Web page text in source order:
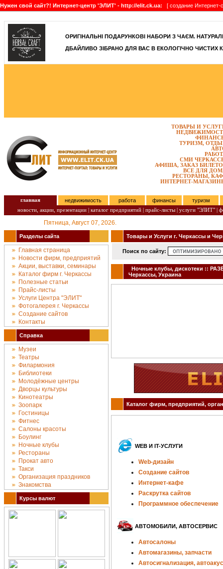
Нужен свой сайт?! Интернет-центр 'ЭЛИТ' - http://elit.ck.ua: [ создание Интернет-
]
ОРИГІНАЛЬНІ ПОДАРУНКОВІ НАБОРИ З ЧАЄМ.
ДБАЙЛИВО ЗІБРАНО ДЛЯ ВАС В ЕКОЛОГІЧНО ЧИСТИХ
ТОВАРЫ И
ТУРИЗМ,
СМИ
АФИША, ЗАКАЗ
ВСЕ ДЛЯ
РЕСТОРАНЫ,
ИНТЕРНЕТ-
главная недвижимость работа финансы
туризм
новости, акции, презентации | каталог предприятий | прайс-листы | услуги "ЭЛИТ" |
Пятница, Август 07, 2026.
Разделы сайта
Главная страница
Новости фирм, предприятий
Акции, выставки, семинары
Каталог фирм г. Черкассы
Полезные статьи
Прайс-листы
Услуги Центра "ЭЛИТ"
Фотогалерея г. Черкассы
Создание сайтов
Контакты
Справка
Музеи
Театры
Филармония
Библиотеки
Молодёжные центры
Дворцы культуры
Кинотеатры
Зоопарк
Гостиницы
Фитнес
Салоны красоты
Боулинг
Ночные клубы
Рестораны
Прокат авто
Такси
Организация праздников
Знакомства
Курсы валют
Товары и Услуги г. Черкассы и
Поиск по сайту:
Ночные клубы, дискотеки ::
Черкассы, Украина
Каталог фирм, предприятий,
WEB И IT-УСЛУГИ
Web-дизайн
Создание сайтов
Интернет-кафе
Раскрутка сайтов
Программное обеспечение
АВТОМОБИЛИ, АВТОСЕРВИС
Автосалоны
Автомагазины, запчасти
Автосигнализация,